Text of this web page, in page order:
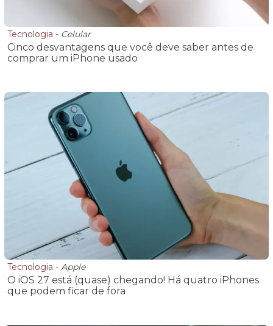
Tecnologia - Celular
Cinco desvantagens que você deve saber antes de
comprar um iPhone usado
Tecnologia - Apple
O iOS 27 está (quase) chegando! Há quatro iPhones
que podem ficar de fora